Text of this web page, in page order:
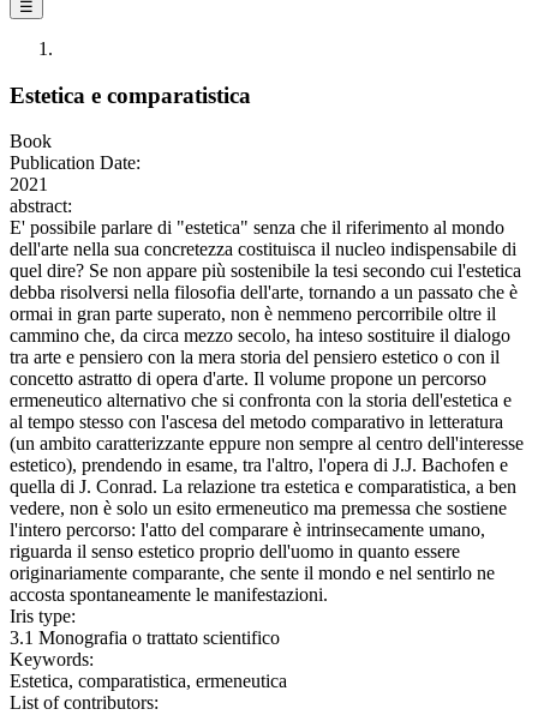
☰
Estetica e comparatistica
Book
Publication Date:
2021
abstract:
E' possibile parlare di "estetica" senza che il riferimento al mondo
dell'arte nella sua concretezza costituisca il nucleo indispensabile di
quel dire? Se non appare più sostenibile la tesi secondo cui l'estetica
debba risolversi nella filosofia dell'arte, tornando a un passato che è
ormai in gran parte superato, non è nemmeno percorribile oltre il
cammino che, da circa mezzo secolo, ha inteso sostituire il dialogo
tra arte e pensiero con la mera storia del pensiero estetico o con il
concetto astratto di opera d'arte. Il volume propone un percorso
ermeneutico alternativo che si confronta con la storia dell'estetica e
al tempo stesso con l'ascesa del metodo comparativo in letteratura
(un ambito caratterizzante eppure non sempre al centro dell'interesse
estetico), prendendo in esame, tra l'altro, l'opera di J.J. Bachofen e
quella di J. Conrad. La relazione tra estetica e comparatistica, a ben
vedere, non è solo un esito ermeneutico ma premessa che sostiene
l'intero percorso: l'atto del comparare è intrinsecamente umano,
riguarda il senso estetico proprio dell'uomo in quanto essere
originariamente comparante, che sente il mondo e nel sentirlo ne
accosta spontaneamente le manifestazioni.
Iris type:
3.1 Monografia o trattato scientifico
Keywords:
Estetica, comparatistica, ermeneutica
List of contributors: